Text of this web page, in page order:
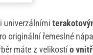
univerzálními
originální řemeslné
máte z velikostío